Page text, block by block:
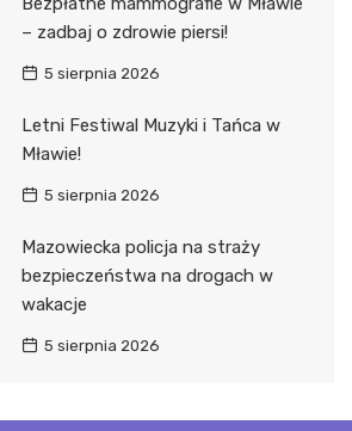
– zadbaj o zdrowie piersi!
5 sierpnia 2026
Letni Festiwal Muzyki i Tańca w
Mławie!
5 sierpnia 2026
Mazowiecka policja na straży
bezpieczeństwa na drogach w
wakacje
5 sierpnia 2026